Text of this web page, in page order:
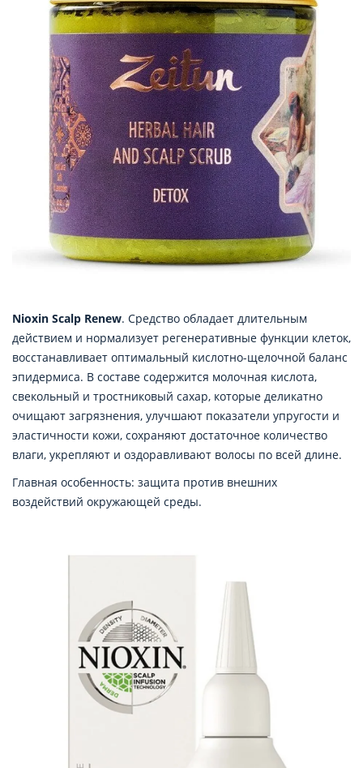
Nioxin Scalp Renew. Средство обладает длительным
действием и нормализует регенеративные функции клеток,
восстанавливает оптимальный кислотно-щелочной баланс
эпидермиса. В составе содержится молочная кислота,
свекольный и тростниковый сахар, которые деликатно
очищают загрязнения, улучшают показатели упругости и
эластичности кожи, сохраняют достаточное количество
влаги, укрепляют и оздоравливают волосы по всей длине.
Главная особенность: защита против внешних
воздействий окружающей среды.